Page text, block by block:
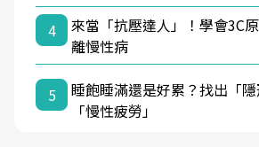
4
來當「抗壓達人」！學會3C
離慢性病
5
睡飽睡滿還是好累？找出「
「慢性疲勞」